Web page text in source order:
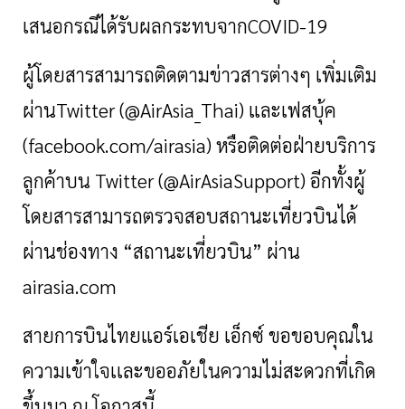
เสนอกรณีได้รับผลกระทบจากCOVID-19
ผู้โดยสารสามารถติดตามข่าวสารต่างๆ เพิ่มเติม
ผ่านTwitter (@AirAsia_Thai) และเฟสบุ้ค
(facebook.com/airasia) หรือติดต่อฝ่ายบริการ
ลูกค้าบน Twitter (@AirAsiaSupport) อีกทั้งผู้
โดยสารสามารถตรวจสอบสถานะเที่ยวบินได้
ผ่านช่องทาง “สถานะเที่ยวบิน” ผ่าน
airasia.com
สายการบินไทยแอร์เอเชีย เอ็กซ์ ขอขอบคุณใน
ความเข้าใจเเละขออภัยในความไม่สะดวกที่เกิด